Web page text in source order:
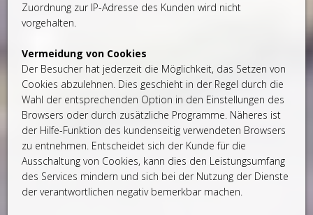
Zuordnung zur IP-Adresse des Kunden wird nicht
vorgehalten.
Vermeidung von Cookies
Der Besucher hat jederzeit die Möglichkeit, das Setzen von
Cookies abzulehnen. Dies geschieht in der Regel durch die
Wahl der entsprechenden Option in den Einstellungen des
Browsers oder durch zusätzliche Programme. Näheres ist
der Hilfe-Funktion des kundenseitig verwendeten Browsers
zu entnehmen. Entscheidet sich der Kunde für die
Ausschaltung von Cookies, kann dies den Leistungsumfang
des Services mindern und sich bei der Nutzung der Dienste
der verantwortlichen negativ bemerkbar machen.